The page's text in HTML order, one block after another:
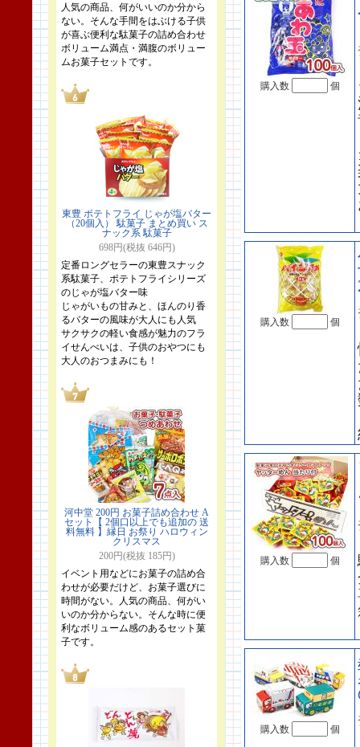
人気の商品、何がいいのか分から
ない。そんな手間をはぶける子供
が喜ぶ便利な駄菓子の詰め合わせ
ボリューム満点・満腹のボリュー
ムお菓子セットです。
東豊 ポテトフライ じゃが塩バター
（20個入） 駄菓子 まとめ買い ス
ナック系 駄菓子
698円(税抜 646円)
定番ロングセラーの東豊スナック
系駄菓子、ポテトフライシリーズ
のじゃが塩バター味
じゃがいもの甘みと、ほんのり香
るバターの風味が大人にも人気
サクサクの軽い食感が魅力のフラ
イせんべいは、子供のおやつにも
大人のおつまみにも！
河中堂 200円 お菓子詰め合わせ A
セット【 2個口以上でも追加の 送
料無料 】縁日 お祭り ハロウィン
クリスマス
200円(税抜 185円)
イベント用などにお菓子の詰め合
わせが必要だけど、お菓子選びに
時間がない。人気の商品、何がい
いのか分からない。そんな時に便
利なボリューム感のあるセット菓
子です。
購入数 個
購入数 個
購入数 個
購入数 個